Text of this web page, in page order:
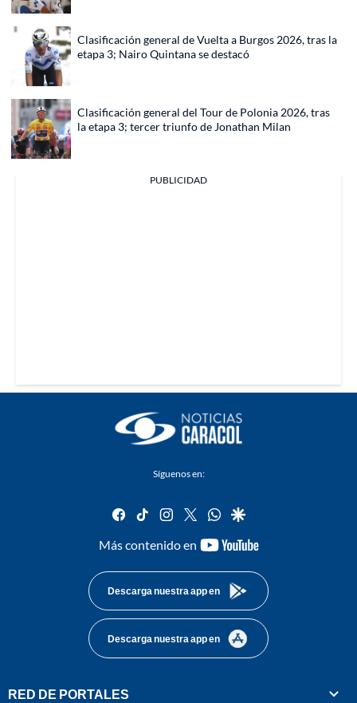
Clasificación general de Vuelta a Burgos 2026, tras la
etapa 3; Nairo Quintana se destacó
Clasificación general del Tour de Polonia 2026, tras
la etapa 3; tercer triunfo de Jonathan Milan
PUBLICIDAD
Síguenos en:
facebook
tiktok instagram
twitterwhatsapp
google
Más contenido en
youtube-
Descarga nuestra app en
Descarga nuestra app en
RED DE PORTALES